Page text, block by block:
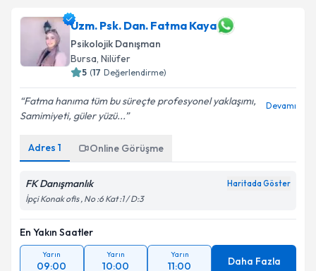
Uzm. Psk. Dan. Fatma Kaya
Psikolojik Danışman
Bursa, Nilüfer
5 (17 Değerlendirme)
Fatma hanıma tüm bu süreçte profesyonel yaklaşımı,
Samimiyeti, güler yüzü...
Devamı
Adres 1 Online Görüşme
FK Danışmanlık Haritada Göster
İpçi Konak ofis , No :6 Kat :1 / D:3
En Yakın Saatler
Yarın
09:00
Yarın
10:00
Yarın
11:00 Daha Fazla